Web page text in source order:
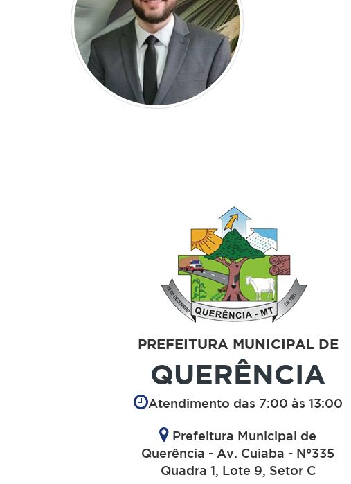
PREFEITURA MUNICIPAL DE
QUERÊNCIA
Atendimento das 7:00 às 13:00
Prefeitura Municipal de
Querência - Av. Cuiaba - N°335
Quadra 1, Lote 9, Setor C